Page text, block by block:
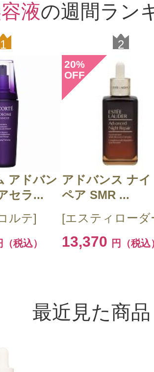
液の週間ラン
1
アドバン
セラ...
ルテ]
（税込）
2
20%
OFF
アドバンス ナ
ペア SMR ...
[エスティローダ
13,370 円（税込
最近見た商品